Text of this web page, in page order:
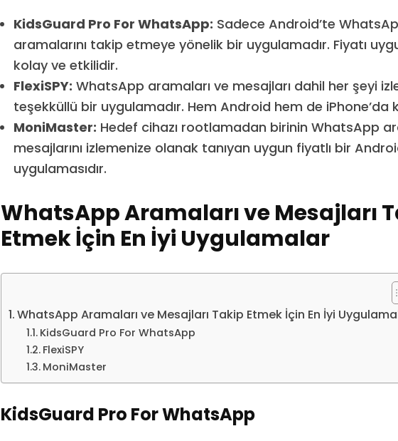
KidsGuard Pro For WhatsApp: Sadece Android’te
aramalarını takip etmeye yönelik bir uygulamadır. Fiyatı
kolay ve etkilidir.
FlexiSPY: WhatsApp aramaları ve mesajları dahil her şeyi
teşekküllü bir uygulamadır. Hem Android hem de iPhone’da
MoniMaster: Hedef cihazı rootlamadan birinin WhatsApp
mesajlarını izlemenize olanak tanıyan uygun fiyatlı bir
uygulamasıdır.
WhatsApp Aramaları ve Mesajları
Etmek İçin En İyi Uygulamalar
WhatsApp Aramaları ve Mesajları Takip Etmek İçin En İyi
KidsGuard Pro For WhatsApp
FlexiSPY
MoniMaster
KidsGuard Pro For WhatsApp